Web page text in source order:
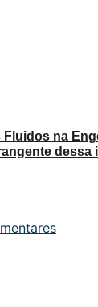
Fluidos na
dessa